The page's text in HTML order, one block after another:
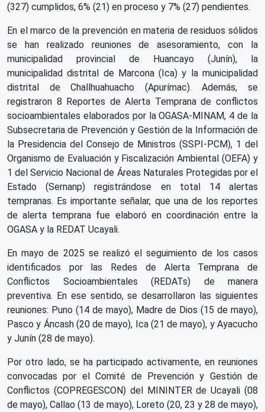
(327) cumplidos, 6% (21) en proceso y 7% (27) pendientes.
En el marco de la prevención en materia de residuos sólidos
se han realizado reuniones de asesoramiento, con la
municipalidad provincial de Huancayo (Junín), la
municipalidad distrital de Marcona (Ica) y la municipalidad
distrital de Challhuahuacho (Apurímac). Además, se
registraron 8 Reportes de Alerta Temprana de conflictos
socioambientales elaborados por la OGASA-MINAM, 4 de la
Subsecretaria de Prevención y Gestión de la Información de
la Presidencia del Consejo de Ministros (SSPI-PCM), 1 del
Organismo de Evaluación y Fiscalización Ambiental (OEFA) y
1 del Servicio Nacional de Áreas Naturales Protegidas por el
Estado (Sernanp) registrándose en total 14 alertas
tempranas. Es importante señalar, que una de los reportes
de alerta temprana fue elaboró en coordinación entre la
OGASA y la REDAT Ucayali.
En mayo de 2025 se realizó el seguimiento de los casos
identificados por las Redes de Alerta Temprana de
Conflictos Socioambientales (REDATs) de manera
preventiva. En ese sentido, se desarrollaron las siguientes
reuniones: Puno (14 de mayo), Madre de Dios (15 de mayo),
Pasco y Áncash (20 de mayo), Ica (21 de mayo), y Ayacucho
y Junín (28 de mayo).
Por otro lado, se ha participado activamente, en reuniones
convocadas por el Comité de Prevención y Gestión de
Conflictos (COPREGESCON) del MININTER de Ucayali (08
de mayo), Callao (13 de mayo), Loreto (20, 23 y 28 de mayo),